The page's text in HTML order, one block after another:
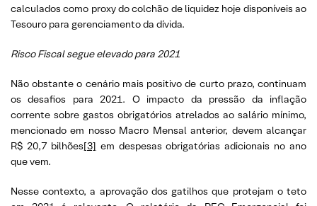
calculados como proxy do colchão de liquidez hoje disponíveis ao
Tesouro para gerenciamento da dívida.
Risco Fiscal segue elevado para 2021
Não obstante o cenário mais positivo de curto prazo, continuam
os desafios para 2021. O impacto da pressão da inflação
corrente sobre gastos obrigatórios atrelados ao salário mínimo,
mencionado em nosso Macro Mensal anterior, devem alcançar
R$ 20,7 bilhões[3] em despesas obrigatórias adicionais no ano
que vem.
Nesse contexto, a aprovação dos gatilhos que protejam o teto